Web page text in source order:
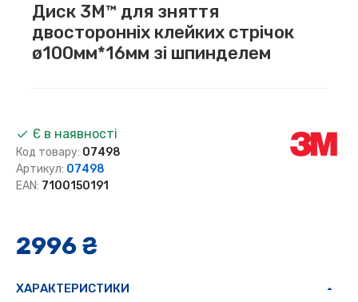
Диск 3M™ для зняття
двосторонніх клейких стрічок
ø100мм*16мм зі шпинделем
2996 ₴
Є в наявності
Код товару: 07498
Артикул: 07498
EAN: 7100150191
ХАРАКТЕРИСТИКИ